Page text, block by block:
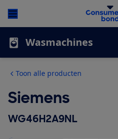
Wasmachines
Toon alle producten
Siemens
WG46H2A9NL